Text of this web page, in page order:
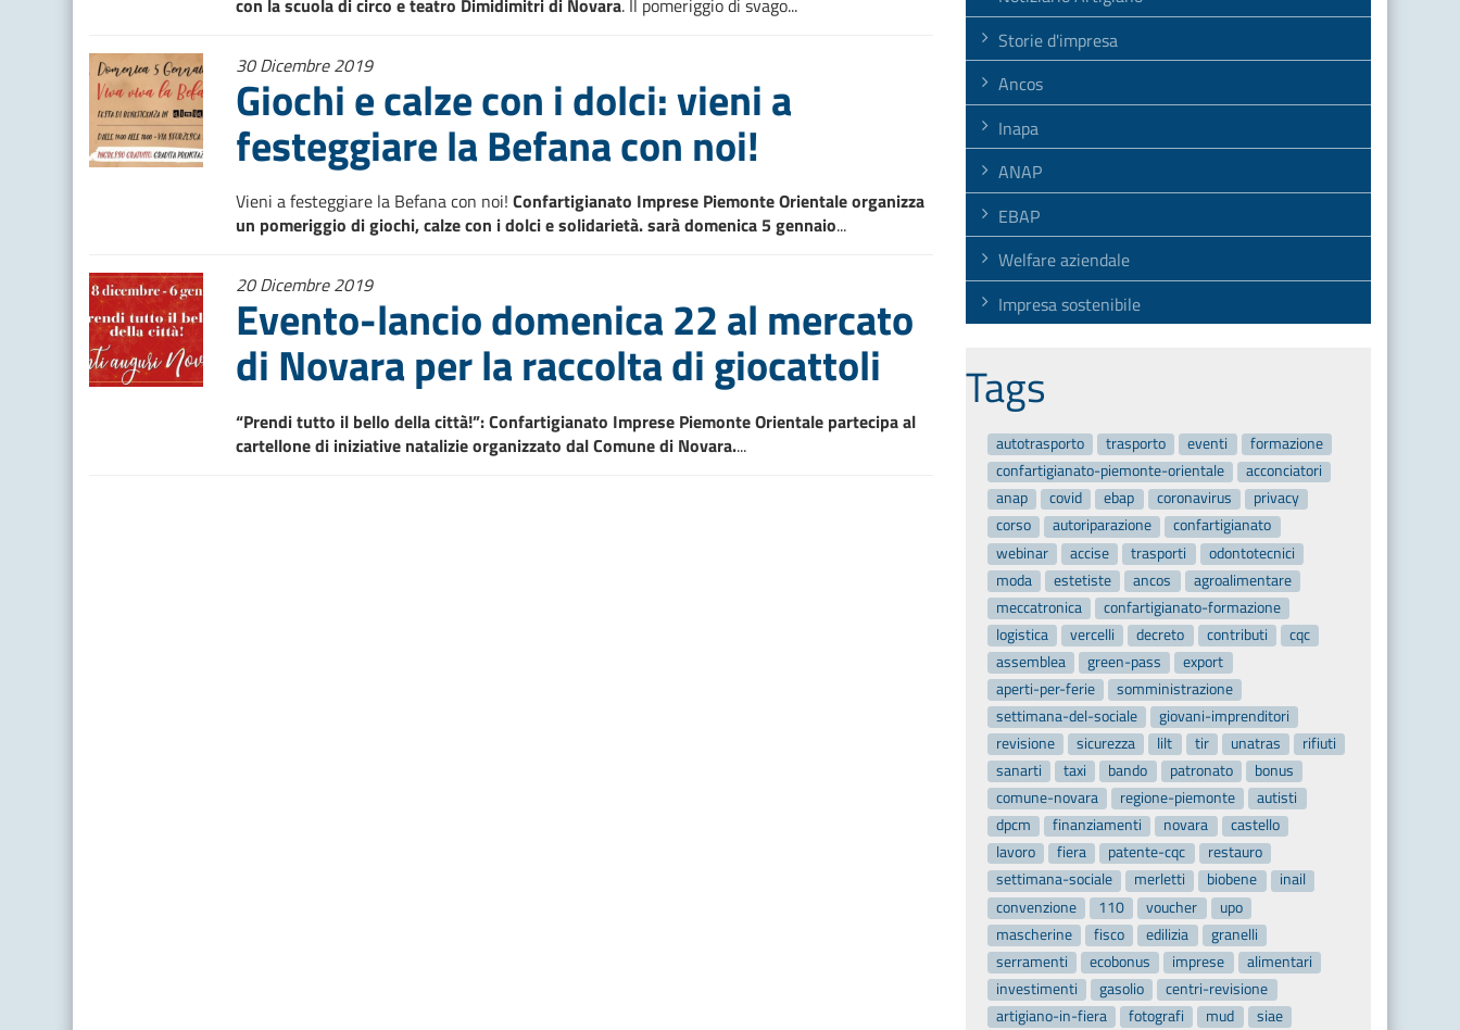
con la scuola di circo e teatro Dimidimitri di Novara. Il pomeriggio di svago...
30 Dicembre 2019
Giochi e calze con i dolci: vieni a
festeggiare la Befana con noi!
Vieni a festeggiare la Befana con noi! Confartigianato Imprese Piemonte Orientale organizza
un pomeriggio di giochi, calze con i dolci e solidarietà. sarà domenica 5 gennaio...
20 Dicembre 2019
Evento-lancio domenica 22 al mercato
di Novara per la raccolta di giocattoli
“Prendi tutto il bello della città!”: Confartigianato Imprese Piemonte Orientale partecipa al
cartellone di iniziative natalizie organizzato dal Comune di Novara....
Storie d'impresa
Ancos
Inapa
ANAP
EBAP
Welfare aziendale
Impresa sostenibile
Tags
autotrasporto trasporto eventi
formazione
confartigianato-piemonte-orientale
acconciatori
anap
covid ebap coronavirus
privacy
corso
autoriparazione
confartigianato
webinar
accise trasporti
odontotecnici
moda
estetiste ancos
agroalimentare
meccatronica
confartigianato-formazione
logistica
vercelli decreto contributi
cqc
assemblea
green-pass
export
aperti-per-ferie
somministrazione
settimana-del-sociale
giovani-imprenditori
revisione
sicurezza lilt tir unatras
rifiuti
sanarti
taxi bando patronato
bonus
comune-novara
regione-piemonte
autisti
dpcm
finanziamenti novara
castello
lavoro
fiera patente-cqc
restauro
settimana-sociale
merletti biobene
inail
convenzione
110 voucher
upo
mascherine
fisco edilizia
granelli
serramenti
ecobonus imprese
alimentari
investimenti
gasolio
centri-revisione
artigiano-in-fiera
fotografi mud
siae